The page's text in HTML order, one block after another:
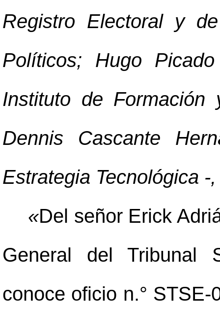
Registro Electoral y
Políticos; Hugo
Instituto de
Dennis Cascante
Estrategia Tecnológica -
«Del señor Erick
General del Tribunal
conoce oficio n.°